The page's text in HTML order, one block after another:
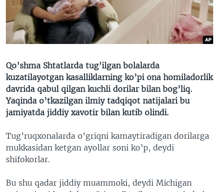
VIDEO
XABARLAR SURATLARDA
ODNOKLASSNIKI
TELEGRAM
TWITTER
SOUNDCLOUD
VOA
Qo’shma Shtatlarda tug’ilgan bolalarda
kuzatilayotgan kasalliklarning ko’pi ona homiladorlik
davrida qabul qilgan kuchli dorilar bilan bog’liq.
Yaqinda o’tkazilgan ilmiy tadqiqot natijalari bu
jamiyatda jiddiy xavotir bilan kutib olindi.
Tug’ruqxonalarda o’griqni kamaytiradigan dorilarga
mukkasidan ketgan ayollar soni ko’p, deydi
shifokorlar.
Bu shu qadar jiddiy muammoki, deydi Michigan